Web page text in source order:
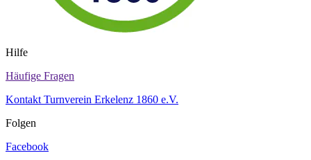
Hilfe
Häufige Fragen
Kontakt Turnverein Erkelenz 1860 e.V.
Folgen
Facebook